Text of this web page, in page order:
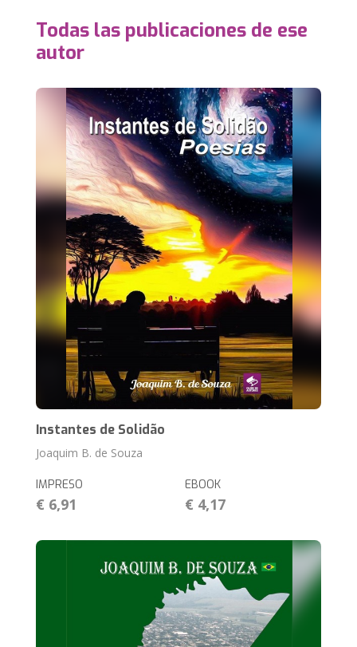
Todas las publicaciones de ese
autor
Instantes de Solidão
Joaquim B. de Souza
IMPRESO
€ 6,91
EBOOK
€ 4,17